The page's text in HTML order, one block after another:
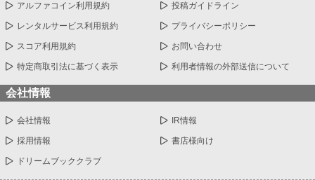
アルファコイン利用規約 投稿ガイドライン
レンタルサービス利用規約 プライバシーポリシー
スコア利用規約 お問い合わせ
特定商取引法に基づく表示 利用者情報の外部送信について
会社情報
会社情報 IR情報
採用情報 書店様向け
ドリームブッククラブ